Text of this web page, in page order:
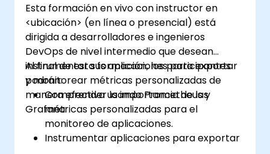
Esta formación en vivo con instructor en
<ubicación> (en línea o presencial) está
dirigida a desarrolladores e ingenieros
DevOps de nivel intermedio que desean
instrumentar sus aplicaciones para exportar
y monitorear métricas personalizadas de
manera efectiva usando Prometheus y
Grafana.
Al final de esta formación, los participantes
podrán:
Comprender la importancia de las
métricas personalizadas para el
monitoreo de aplicaciones.
Instrumentar aplicaciones para exportar